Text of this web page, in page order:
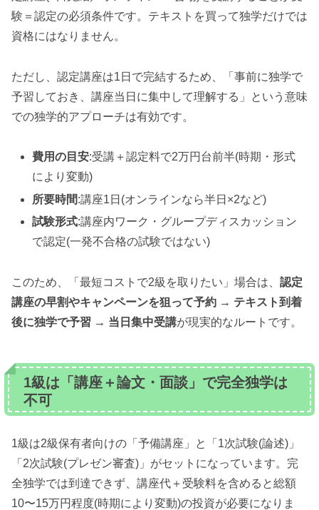
験＝認定の必須条件です。テキストを買って独学だけでは
資格にはなりません。
ただし、認定講座は1日で完結するため、「事前に独学で
予習しておき、講座当日に集中して理解する」という意味
での独学的アプローチは有効です。
費用の目安:受講＋認定料で2万円台前半(時期・形式
により変動)
所要時間:講座1日(オンラインなら半日×2など)
試験形式:講座内ワーク・グループディスカッション
で認定(一発不合格の試験ではない)
このため、「最短コストで2級を取りたい」場合は、 認定
講座の早割やキャンペーンを狙って予約 → テキスト到着
後に独学で予習 → 当日集中受講が現実的なルートです。
1級は「講座＋論文・面談」で完全独学は
不可
1級は2級保有者向けの「予備講座」と「1次試験(論述)」
「2次試験(プレゼン審査)」がセットになっています。完
全独学では到達できず、講座代＋受験料を含めると総額
10〜15万円程度(時期により変動)の投資が必要になりま